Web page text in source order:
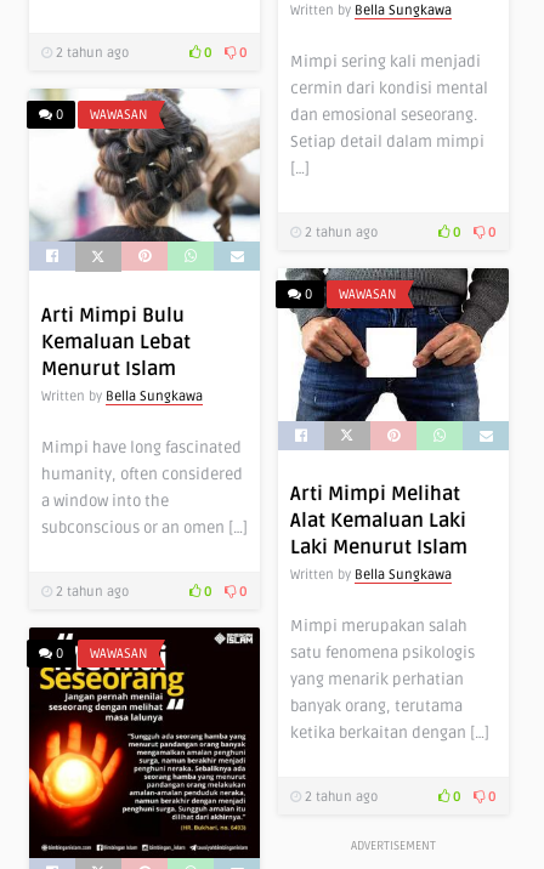
2 tahun ago 0 0
Written by Bella Sungkawa
Mimpi sering kali menjadi
cermin dari kondisi mental
dan emosional seseorang.
Setiap detail dalam mimpi
[…]
2 tahun ago 0 0
0 WAWASAN
Arti Mimpi Bulu
Kemaluan Lebat
Menurut Islam
Written by Bella Sungkawa
Mimpi have long fascinated
humanity, often considered
a window into the
subconscious or an omen […]
2 tahun ago 0 0
0 WAWASAN
Arti Mimpi Melihat
Alat Kemaluan Laki
Laki Menurut Islam
Written by Bella Sungkawa
Mimpi merupakan salah
satu fenomena psikologis
yang menarik perhatian
banyak orang, terutama
ketika berkaitan dengan […]
2 tahun ago 0 0
0 WAWASAN
ADVERTISEMENT